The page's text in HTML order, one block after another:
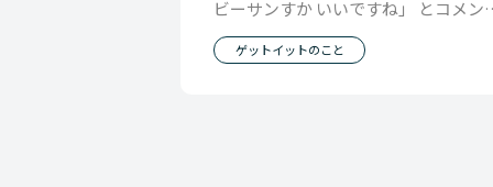
ビーサンすか いいですね」 とコメン
くれて もう夏だしビーサンでしょ と
もってま
ゲットイットのこと